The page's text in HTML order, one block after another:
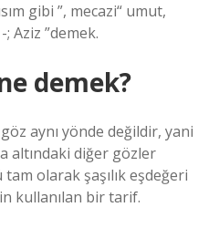
gibi ”, mecazi“ umut,
Aziz ”demek.
demek?
aynı yönde değildir, yani
altındaki diğer gözler
olarak şaşılık eşdeğeri
kullanılan bir tarif.